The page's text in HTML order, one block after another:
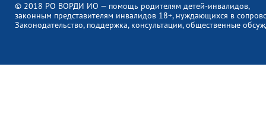
© 2018 РО ВОРДИ ИО — помощь родителям детей-инвалидов,
законным представителям инвалидов 18+, нуждающихся в
Законодательство, поддержка, консультации, общественные